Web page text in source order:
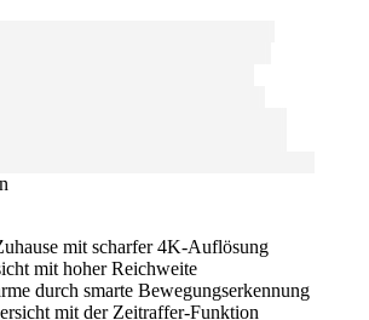
mit scharfer 4K-Auflösung
mit hoher Reichweite
durch smarte Bewegungserkennung
mit der Zeitraffer-Funktion